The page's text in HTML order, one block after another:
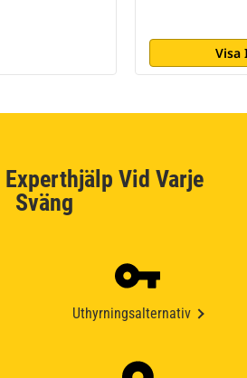
Visa
Vid Varje
Sväng
Uthyrningsalternativ